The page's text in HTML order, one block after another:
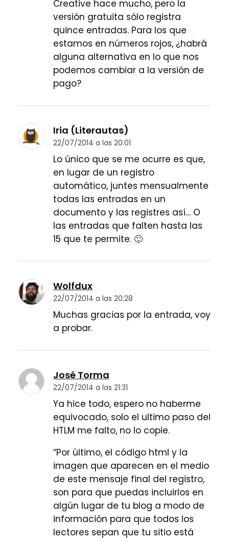
Creative hace mucho, pero la
versión gratuita sólo registra
quince entradas. Para los que
estamos en números rojos, ¿habrá
alguna alternativa en lo que nos
podemos cambiar a la versión de
pago?
Iria (Literautas)
22/07/2014 a las 20:01
Lo único que se me ocurre es que,
en lugar de un registro
automático, juntes mensualmente
todas las entradas en un
documento y las registres así… O
las entradas que falten hasta las
15 que te permite. 🙂
Wolfdux
22/07/2014 a las 20:28
Muchas gracias por la entrada, voy
a probar.
José Torma
22/07/2014 a las 21:31
Ya hice todo, espero no haberme
equivocado, solo el ultimo paso del
HTLM me falto, no lo copie.
“Por último, el código html y la
imagen que aparecen en el medio
de este mensaje final del registro,
son para que puedas incluirlos en
algún lugar de tu blog a modo de
información para que todos los
lectores sepan que tu sitio está